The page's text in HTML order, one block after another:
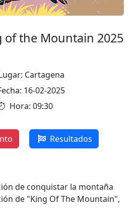
of the Mountain 2025
Cartagena
16-02-2025
Hora: 09:30
Resultados
de conquistar la montaña
de "King Of The Mountain",